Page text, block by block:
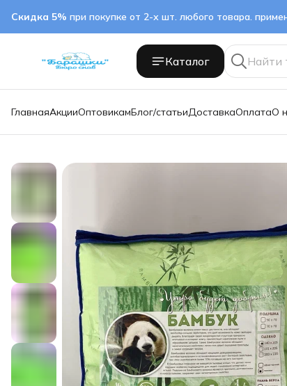
Скидка 5% при покупке от 2-х шт. любого товара.
Каталог
ГлавнаяАкцииОптовикамБлог/статьиДоставкаОплатаО